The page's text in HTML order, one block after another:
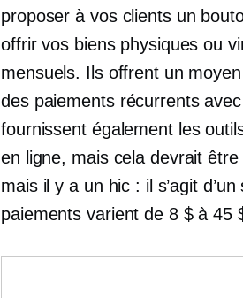
proposer à vos clients un
offrir vos biens physiques ou
mensuels. Ils offrent un
des paiements récurrents
fournissent également les
en ligne, mais cela devrait
mais il y a un hic : il s’agit
paiements varient de 8 $ à 45